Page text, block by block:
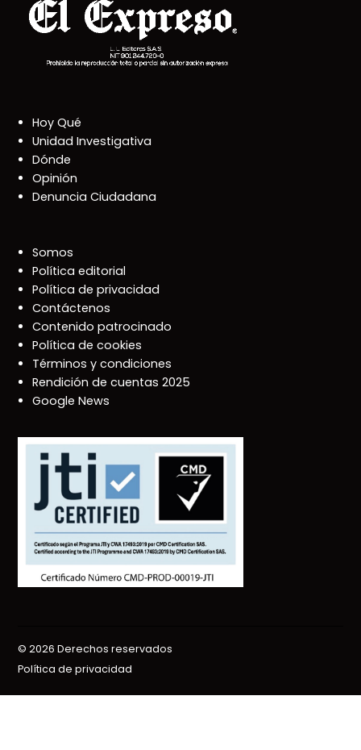
Hoy Qué
Unidad Investigativa
Dónde
Opinión
Denuncia Ciudadana
Somos
Política editorial
Política de privacidad
Contáctenos
Contenido patrocinado
Política de cookies
Términos y condiciones
Rendición de cuentas 2025
Google News
© 2026 Derechos reservados
Política de privacidad